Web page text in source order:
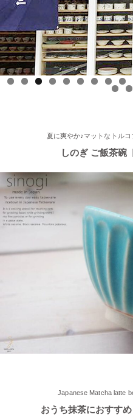
面 近郊版 『わが街ぶらり探訪
店 らいすぼーる 小牧店が紹
市、春日井市、豊山町、扶桑
ください～★
2025/8/17
介されました。
2025/7/23
≪軽井沢店オープンしており
中！実店舗でしか取り扱って
す♪ みなさまのご来店、お待ち
2025/5/9
≪らいすぼ～るのお皿がパッ
日（水）に発売『よしもとカ
いも編』レトルトカレーのパ
【でっかいどー 北の大地パー
ました！新商品もたくさんご
店、お待ちしております。
0 1
夏に爽やか♪マットなトルコ
しのぎ ご飯茶碗
Japanese Matcha latte
おうち抹茶におすす